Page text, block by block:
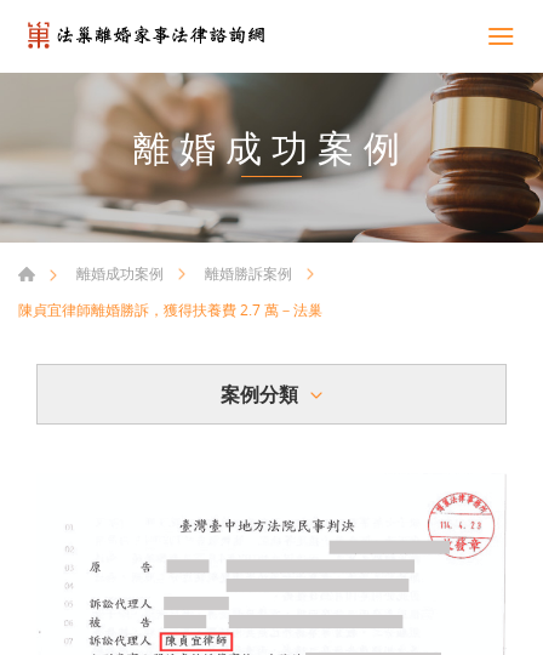
離婚成功案例
離婚成功案例
離婚勝訴案例
陳貞宜律師離婚勝訴，獲得扶養費 2.7 萬－法巢
案例分類